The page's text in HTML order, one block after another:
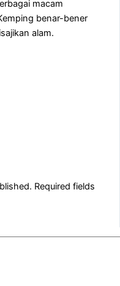
macam
benar-bener
alam.
Required fields